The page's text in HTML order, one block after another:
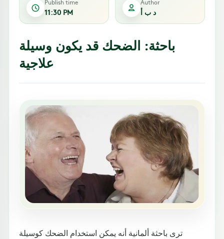
Publish time
11:30 PM
Author
د ب أ
باحثة: الضحك قد يكون وسيلة
علاجية
ترى باحثة ألمانية أنه يمكن استخدام الضحك كوسيلة